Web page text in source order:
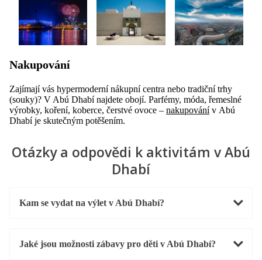
Nakupování
Zajímají vás hypermoderní nákupní centra nebo tradiční trhy
(souky)? V Abú Dhabí najdete obojí. Parfémy, móda, řemeslné
výrobky, koření, koberce, čerstvé ovoce – nakupovánív Abú
Dhabí je skutečným potěšením.
Otázky a odpovědi k aktivitám v Abú
Dhabí
Kam se vydat na výlet v Abú Dhabí?
Jaké jsou možnosti zábavy pro děti v Abú Dhabí?